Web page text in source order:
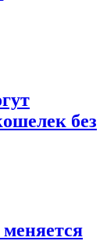
без
меняется